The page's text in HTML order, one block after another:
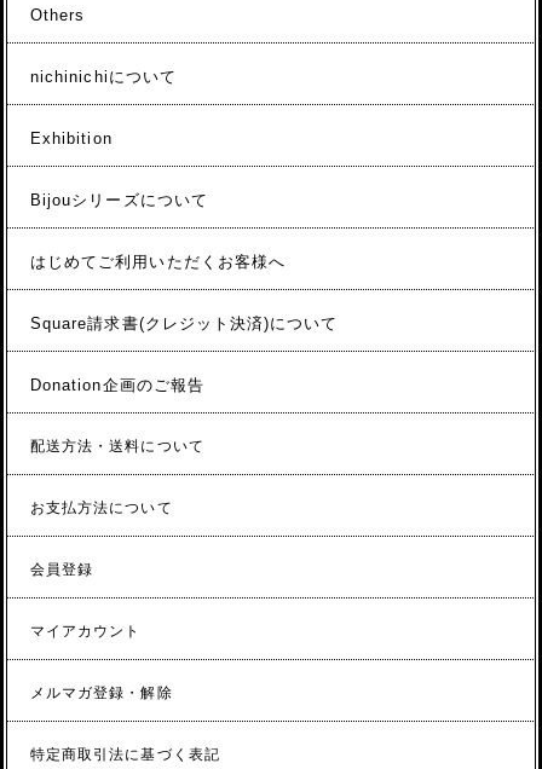
Others
nichinichiについて
Exhibition
Bijouシリーズについて
はじめてご利用いただくお客様へ
Square請求書(クレジット決済)について
Donation企画のご報告
配送方法・送料について
お支払方法について
会員登録
マイアカウント
メルマガ登録・解除
特定商取引法に基づく表記